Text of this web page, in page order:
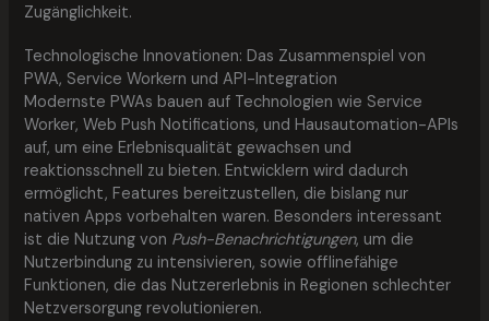
Zugänglichkeit.
Technologische Innovationen: Das Zusammenspiel von
PWA, Service Workern und API-Integration
Modernste PWAs bauen auf Technologien wie Service
Worker, Web Push Notifications, und Hausautomation-APIs
auf, um eine Erlebnisqualität gewachsen und
reaktionsschnell zu bieten. Entwicklern wird dadurch
ermöglicht, Features bereitzustellen, die bislang nur
nativen Apps vorbehalten waren. Besonders interessant
ist die Nutzung von Push-Benachrichtigungen, um die
Nutzerbindung zu intensivieren, sowie offlinefähige
Funktionen, die das Nutzererlebnis in Regionen schlechter
Netzversorgung revolutionieren.